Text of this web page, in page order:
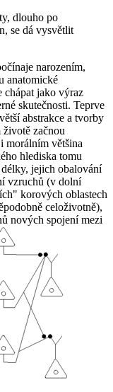
dlouho po
se dá vysvětlit
narozením,
anatomické
chápat jako výraz
skutečnosti. Teprve
abstrakce a tvorby
začnou
morálním většina
hlediska tomu
jejich obalování
vzruchů (v dolní
korových oblastech
celoživotně),
nových spojení mezi